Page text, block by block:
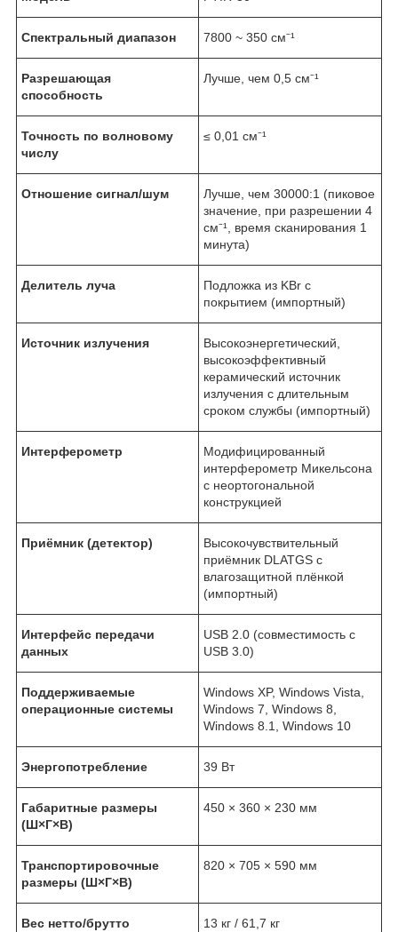
Спектральный диапазон 7800 ~ 350 см⁻¹
Разрешающая
способность
Лучше, чем 0,5 см⁻¹
Точность по волновому
числу
≤ 0,01 см⁻¹
Отношение сигнал/шум
Лучше, чем 30000:1 (пиковое
значение, при разрешении 4
см⁻¹, время сканирования 1
минута)
Делитель луча
Подложка из KBr с
покрытием (импортный)
Источник излучения
Высокоэнергетический,
высокоэффективный
керамический источник
излучения с длительным
сроком службы (импортный)
Интерферометр
Модифицированный
интерферометр Микельсона
с неортогональной
конструкцией
Приёмник (детектор)
Высокочувствительный
приёмник DLATGS с
влагозащитной плёнкой
(импортный)
Интерфейс передачи
данных
USB 2.0 (совместимость с
USB 3.0)
Поддерживаемые
операционные системы
Windows XP, Windows Vista,
Windows 7, Windows 8,
Windows 8.1, Windows 10
Энергопотребление 39 Вт
Габаритные размеры
(Ш×Г×В)
450 × 360 × 230 мм
Транспортировочные
размеры (Ш×Г×В)
820 × 705 × 590 мм
Вес нетто/брутто 13 кг / 61,7 кг